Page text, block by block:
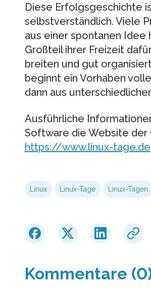
Diese Erfolgsgeschichte
selbstverständlich. Viele
aus einer spontanen
Großteil ihrer Freizeit
breiten und gut
beginnt ein Vorhaben
dann aus
Ausführliche
Software die Website der
https://www.linux-tage.de
Linux Linux-Tage Linux-Tagen
Kommentare